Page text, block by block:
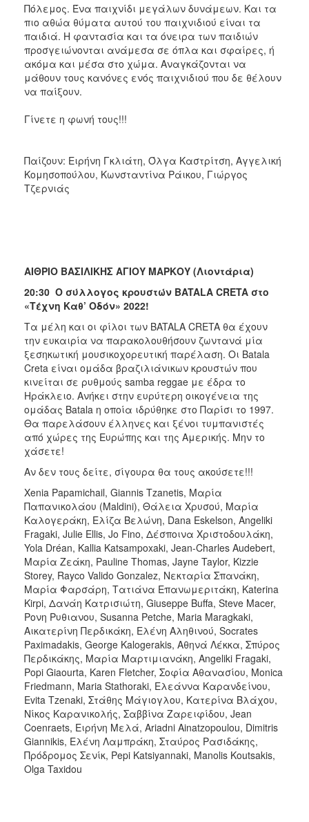
Πόλεμος. Ένα παιχνίδι μεγάλων δυνάμεων. Και τα
πιο αθώα θύματα αυτού του παιχνιδιού είναι τα
παιδιά. Η φαντασία και τα όνειρα των παιδιών
προσγειώνονται ανάμεσα σε όπλα και σφαίρες, ή
ακόμα και μέσα στο χώμα. Αναγκάζονται να
μάθουν τους κανόνες ενός παιχνιδιού που δε θέλουν
να παίξουν.
Γίνετε η φωνή τους!!!
Παίζουν: Ειρήνη Γκλιάτη, Όλγα Καστρίτση, Αγγελική
Κομησοπούλου, Κωνσταντίνα Ράικου, Γιώργος
Τζερνιάς
ΑΙΘΡΙΟ ΒΑΣΙΛΙΚΗΣ ΑΓΙΟΥ ΜΑΡΚΟΥ (Λιοντάρια)
20:30 Ο σύλλογος κρουστών BATALA CRETA στο
«Τέχνη Καθ’ Οδόν» 2022!
Τα μέλη και οι φίλοι των BATALA CRETA θα έχουν
την ευκαιρία να παρακολουθήσουν ζωντανά μία
ξεσηκωτική μουσικοχορευτική παρέλαση. Οι Batala
Creta είναι ομάδα βραζιλιάνικων κρουστών που
κινείται σε ρυθμούς samba reggae με έδρα το
Ηράκλειο. Ανήκει στην ευρύτερη οικογένεια της
ομάδας Batala η οποία ιδρύθηκε στο Παρίσι το 1997.
Θα παρελάσουν έλληνες και ξένοι τυμπανιστές
από χώρες της Ευρώπης και της Αμερικής. Μην το
χάσετε!
Αν δεν τους δείτε, σίγουρα θα τους ακούσετε!!!
Xenia Papamichail, Giannis Tzanetis, Μαρία
Παπανικολάου (Maldini), Θάλεια Χρυσού, Μαρία
Καλογεράκη, Eλίζα Βελώνη, Dana Eskelson, Angeliki
Fragaki, Julie Ellis, Jo Fino, Δέσποινα Χριστοδουλάκη,
Yola Dréan, Kallia Katsampoxaki, Jean-Charles Audebert,
Μαρία Ζεάκη, Pauline Thomas, Jayne Taylor, Kizzie
Storey, Rayco Valido Gonzalez, Νεκταρία Σπανάκη,
Μαρία Φαρσάρη, Τατιάνα Επανωμεριτάκη, Katerina
Kirpi, Δανάη Κατρισιώτη, Giuseppe Buffa, Steve Macer,
Ρονη Ρυθιανου, Susanna Petche, Maria Maragkaki,
Αικατερίνη Περδικάκη, Ελένη Αληθινού, Socrates
Paximadakis, George Kalogerakis, Αθηνά Λέκκα, Σπύρος
Περδικάκης, Μαρία Μαρτιμιανάκη, Angeliki Fragaki,
Popi Giaourta, Karen Fletcher, Σοφία Αθανασίου, Monica
Friedmann, Maria Stathoraki, Ελεάννα Καρανδείνου,
Evita Tzenaki, Στάθης Μάγιογλου, Κατερίνα Βλάχου,
Νίκος Καρανικολής, Σαββίνα Ζαρειφίδου, Jean
Coenraets, Ειρήνη Μελά, Ariadni Ainatzopoulou, Dimitris
Giannikis, Ελένη Λαμπράκη, Σταύρος Ρασιδάκης,
Πρόδρομος Σενίκ, Pepi Katsiyannaki, Μanolis Κoutsakis,
Olga Taxidou